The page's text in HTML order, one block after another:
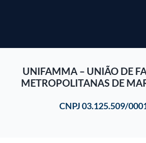
UNIFAMMA – UNIÃO DE
METROPOLITANAS DE
CNPJ 03.125.509/